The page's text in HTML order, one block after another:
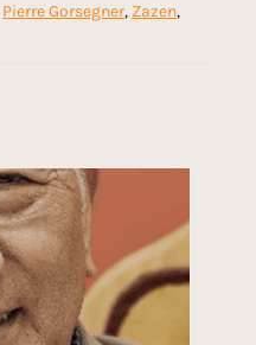
Pierre Gorsegner, Zazen,